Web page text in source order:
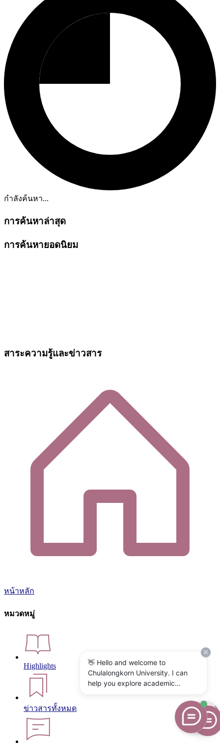
กำลังค้นหา...
การค้นหาล่าสุด
การค้นหายอดนิยม
สาระความรู้และข่าวสาร
หน้าหลัก
หมวดหมู่
Highlights
ข่าวสารทั้งหมด
👋 Hello and welcome to
Chulalongkorn University. I can
help you explore academic